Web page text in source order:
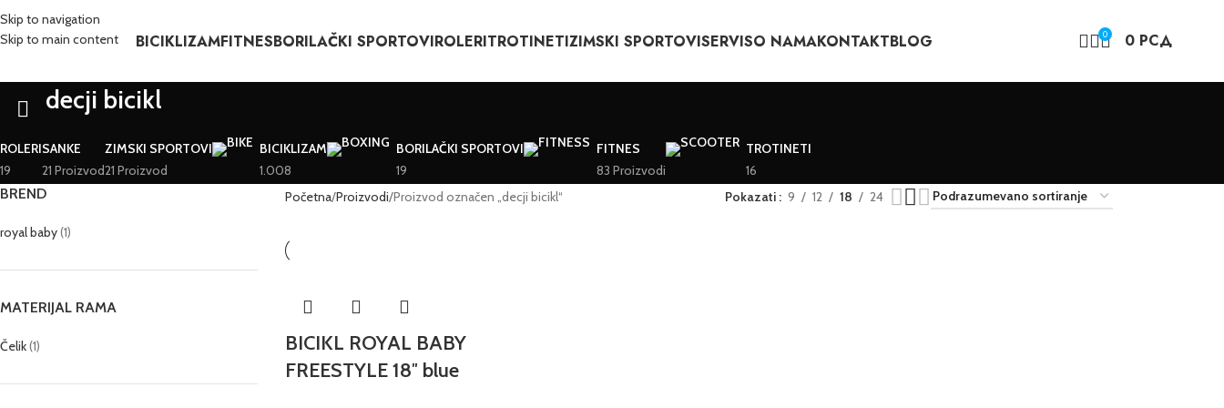
Skip to navigation
Skip to main content
BICIKLIZAMFITNESBORILAČKI SPORTOVIROLERITROTINETIZIMSKI SPORTOVISERVISO NAMAKONTAKTBLOG 0 0 РСД
decji bicikl
ROLERI
19
SANKE
21 Proizvod
ZIMSKI SPORTOVI
21 Proizvod
BICIKLIZAM
1.008
BORILAČKI SPORTOVI
19
FITNES
83 Proizvodi
TROTINETI
16
BREND
royal baby(1)
MATERIJAL RAMA
Čelik(1)
Početna Proizvodi Proizvod označen „decji bicikl“ Pokazati 9 12 18 24
BICIKL ROYAL BABY
FREESTYLE 18″ blue